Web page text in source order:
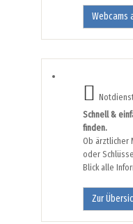
Webcams
Schnell &
finden.
Ob ärztlicher
oder
Blick alle
Zur